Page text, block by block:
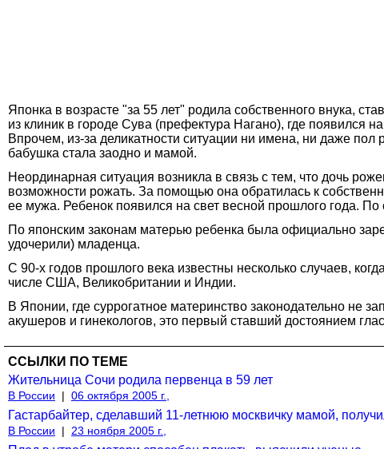
Японка в возрасте "за 55 лет" родила собственного внука,
из клиник в городе Сува (префектура Нагано), где появился
Впрочем, из-за деликатности ситуации ни имена, ни даже пол
бабушка стала заодно и мамой.
Неординарная ситуация возникла в связь с тем, что дочь
возможности рожать. За помощью она обратилась к
ее мужа. Ребенок появился на свет весной прошлого года.
По японским законам матерью ребенка была официально
удочерили) младенца.
С 90-х годов прошлого века известны несколько случаев,
числе США, Великобритании и Индии.
В Японии, где суррогатное материнство законодательно не
акушеров и гинекологов, это первый ставший достоянием
ССЫЛКИ ПО ТЕМЕ
Жительница Сочи родила первенца в 59 лет
В России | 06 октября 2005 г.,
Гастарбайтер, сделавший 11-летнюю москвичку мамой,
В России | 23 ноября 2005 г.,